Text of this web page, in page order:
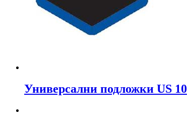
Универсални подложки US 10